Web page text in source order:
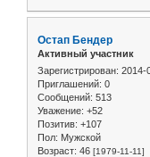
Остап Бендер
Активный участник
Зарегистрирован: 2014-
Приглашений: 0
Сообщений: 513
Уважение: +52
Позитив: +107
Пол: Мужской
Возраст: 46 [1979-11-11]